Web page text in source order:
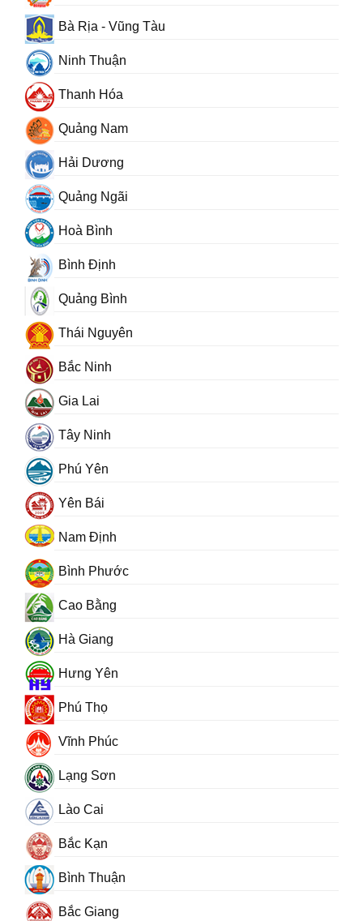
Bà Rịa - Vũng Tàu
Ninh Thuận
Thanh Hóa
Quảng Nam
Hải Dương
Quảng Ngãi
Hoà Bình
Bình Định
Quảng Bình
Thái Nguyên
Bắc Ninh
Gia Lai
Tây Ninh
Phú Yên
Yên Bái
Nam Định
Bình Phước
Cao Bằng
Hà Giang
Hưng Yên
Phú Thọ
Vĩnh Phúc
Lạng Sơn
Lào Cai
Bắc Kạn
Bình Thuận
Bắc Giang